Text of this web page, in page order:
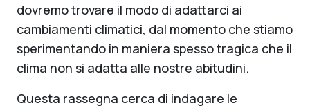
dovremo trovare il modo di adattarci ai
cambiamenti climatici, dal momento che stiamo
sperimentando in maniera spesso tragica che il
clima non si adatta alle nostre abitudini.
Questa rassegna cerca di indagare le